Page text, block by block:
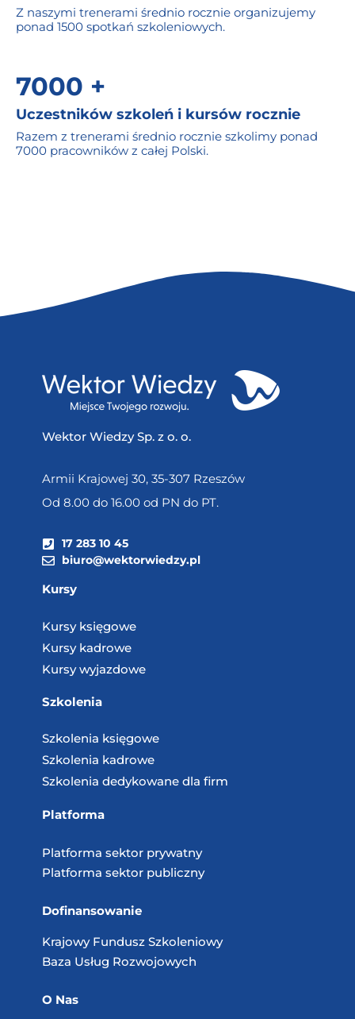
Z naszymi trenerami średnio rocznie organizujemy
ponad 1500 spotkań szkoleniowych.
7000 +
Uczestników szkoleń i kursów rocznie
Razem z trenerami średnio rocznie szkolimy ponad
7000 pracowników z całej Polski.
Wektor Wiedzy Sp. z o. o.
Armii Krajowej 30, 35-307 Rzeszów
Od 8.00 do 16.00 od PN do PT.
17 283 10 45
biuro@wektorwiedzy.pl
Kursy
Kursy księgowe
Kursy kadrowe
Kursy wyjazdowe
Szkolenia
Szkolenia księgowe
Szkolenia kadrowe
Szkolenia dedykowane dla firm
Platforma
Platforma sektor prywatny
Platforma sektor publiczny
Dofinansowanie
Krajowy Fundusz Szkoleniowy
Baza Usług Rozwojowych
O Nas